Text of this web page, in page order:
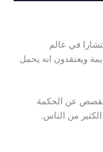
في عالم
ويعتقدون انه يحمل
بقصص عن الحكمة
من الناس.